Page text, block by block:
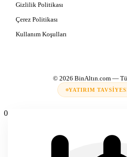
Gizlilik Politikası
Çerez Politikası
Kullanım Koşulları
© 2026 BinAltın.com—
YATIRIM
0